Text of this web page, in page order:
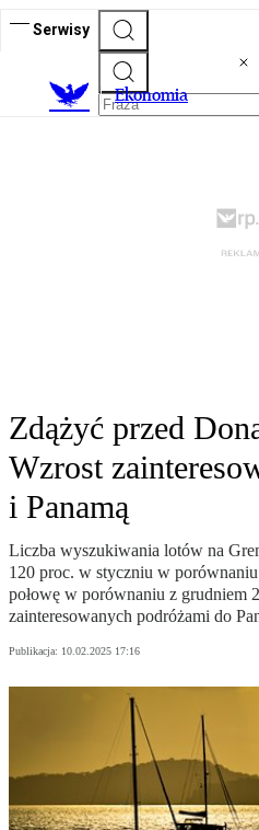
Serwisy
Ekonomia
Zdążyć przed
Wzrost
i Panamą
Liczba wyszukiwania lotów na
120 proc. w styczniu w
połowę w porównaniu z grudniem
zainteresowanych podróżami do
Publikacja: 10.02.2025 17:16